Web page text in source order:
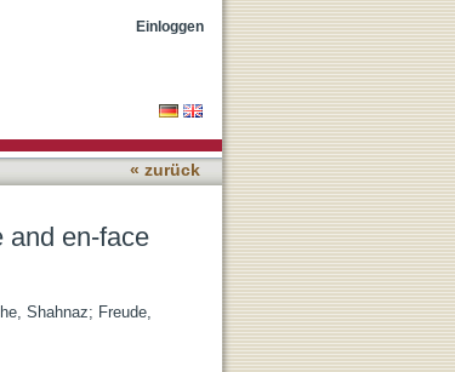
coracoid block
Einloggen
« zurück
and en-face
Shahnaz; Freude,